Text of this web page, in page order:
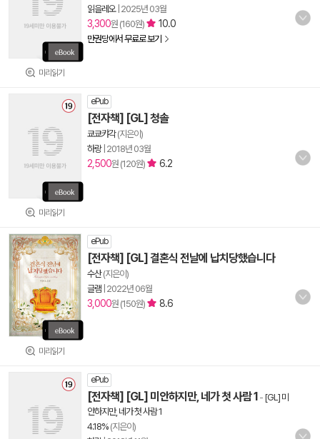
미리읽기
읽을레오| 2025년 03월
3,300원 (160원) 10.0
만권당에서 무료로 보기
미리읽기
ePub
[전자책] [GL] 청솔
쿄쿄캬각(지은이)
하랑| 2018년 03월
2,500원 (120원) 6.2
미리읽기
ePub
[전자책] [GL] 결혼식 전날에 납치당했습니다
수산(지은이)
글램 2022년 06월
3,000원 (150원) 8.6
ePub
[전자책] [GL] 미안하지만, 네가 첫 사람 1 - [GL] 미
안하지만, 네가 첫 사람 1
4.18% (지은이)